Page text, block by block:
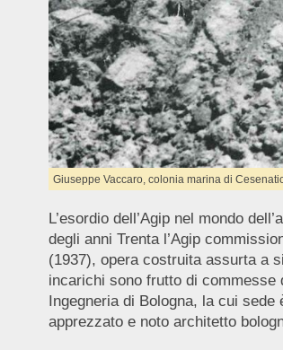
Giuseppe Vaccaro, colonia marina di
L’esordio dell’Agip nel mondo
degli anni Trenta l’Agip
(1937), opera costruita assurta a
incarichi sono frutto di commesse
Ingegneria di Bologna, la cui
apprezzato e noto architetto